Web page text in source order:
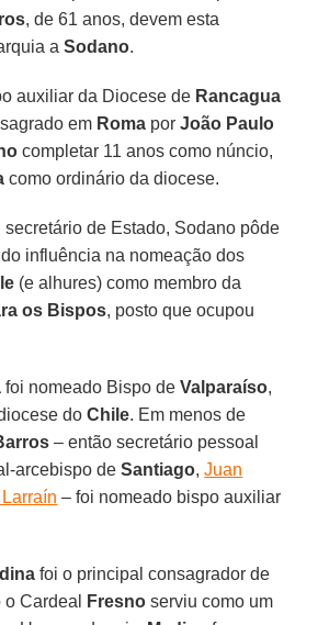
, de 61 anos, devem esta
aSodano.
auxiliar da Diocese de Rancagua
em Roma porJoão Paulo
completar 11 anos como núncio,
como ordinário da diocese.
secretário de Estado, Sodano pôde
influência na nomeação dos
(e alhures) como membro da
os Bispos, posto que ocupou
foi nomeado Bispo deValparaíso,
doChile. Em menos de
– então secretário pessoal
arcebispo deSantiago,Juan
– foi nomeado bispo auxiliar
foi o principal consagrador de
o Cardeal Fresno serviu como um